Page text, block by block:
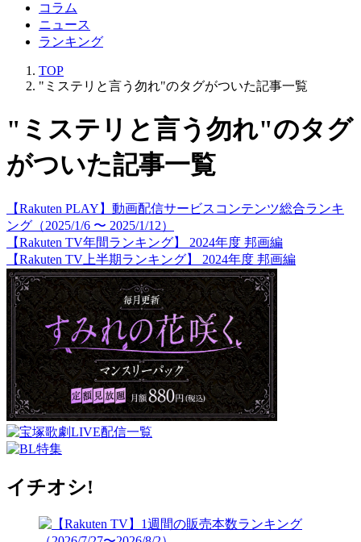
コラム
ニュース
ランキング
TOP
"ミステリと言う勿れ"のタグがついた記事一覧
"ミステリと言う勿れ"のタグ
がついた記事一覧
【Rakuten PLAY】動画配信サービスコンテンツ総合ランキ
ング（2025/1/6 〜 2025/1/12）
【Rakuten TV年間ランキング】 2024年度 邦画編
【Rakuten TV上半期ランキング】 2024年度 邦画編
イチオシ!